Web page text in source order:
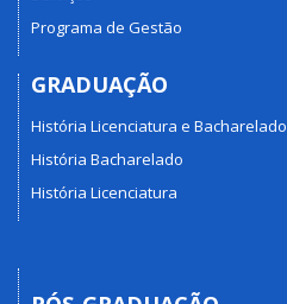
Programa de Gestão
GRADUAÇÃO
História Licenciatura e Bacharelado
História Bacharelado
História Licenciatura